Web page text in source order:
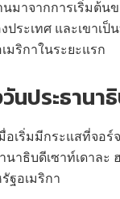
มาจากการเริ่มต้น
ประเทศ และเขา
ริกาในระยะแรก
นประธานา
อเริ่มมีกระแสที่จ
นาธิบดีเซาท์เดาล
ฐอเมริกา